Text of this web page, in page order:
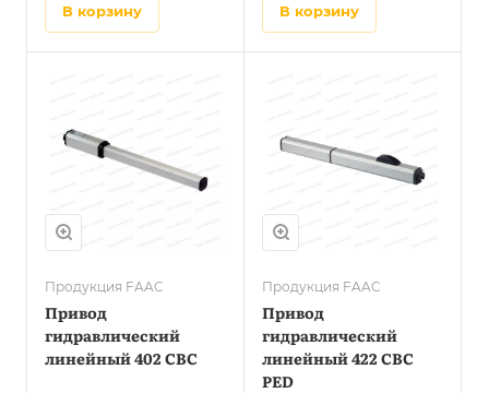
в корзину в корзину
Продукция FAAC
Привод
гидравлический
линейный 402 CBC
Продукция FAAC
Привод
гидравлический
линейный 422 CBC
PED